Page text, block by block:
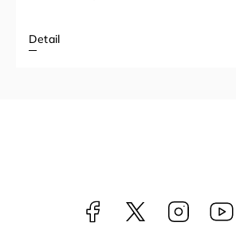
Detail
Facebook NataliNabytek
Instagram